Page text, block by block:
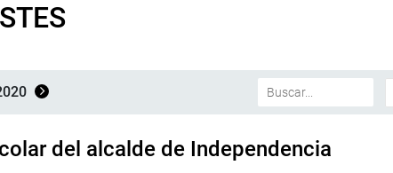
del alcalde de Independencia